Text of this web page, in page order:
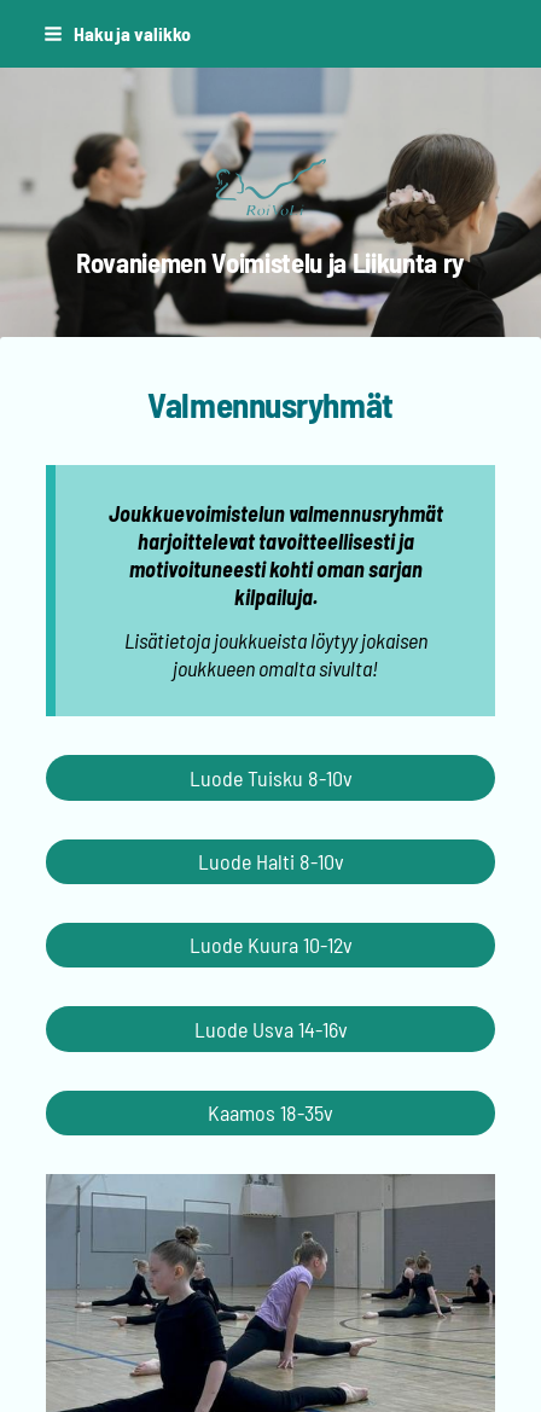
Siirry
Haku ja valikko
Rovaniemen Voimistelu ja Liikunta ry
Valmennusryhmät
Joukkuevoimistelun valmennusryhmät
harjoittelevat tavoitteellisesti ja
motivoituneesti kohti oman sarjan
kilpailuja.
Lisätietoja joukkueista löytyy jokaisen
joukkueen omalta sivulta!
Luode Tuisku 8-10v
Luode Halti 8-10v
Luode Kuura 10-12v
Luode Usva 14-16v
Kaamos 18-35v